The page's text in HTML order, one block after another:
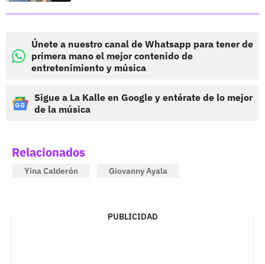
Únete a nuestro canal de Whatsapp para tener de
primera mano el mejor contenido de
entretenimiento y música
Sigue a La Kalle en Google y entérate de lo mejor
de la música
Relacionados
Yina Calderón Giovanny Ayala
PUBLICIDAD